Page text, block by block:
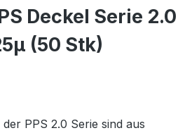
Deckel Serie 2.0
(50 Stk)
PPS 2.0 Serie sind aus